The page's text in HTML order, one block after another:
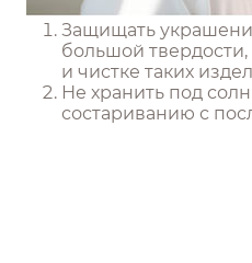
Защищать
большой
и чистке таких
Не хранить под
состариванию с